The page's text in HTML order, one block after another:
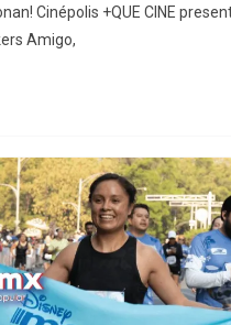
Cinépolis +QUE CINE
Amigo,